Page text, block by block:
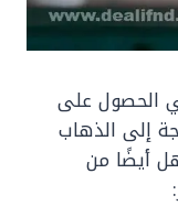
الحصول على
إلى الذهاب
أيضًا من